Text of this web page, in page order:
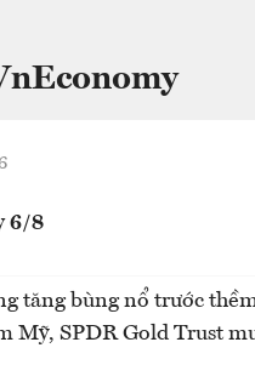
6/8
tăng bùng nổ trước
Mỹ, SPDR Gold Trust